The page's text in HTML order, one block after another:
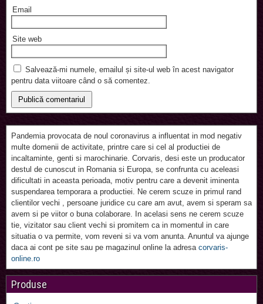
Email
Site web
Salvează-mi numele, emailul și site-ul web în acest navigator
pentru data viitoare când o să comentez.
Pandemia provocata de noul coronavirus a influentat in mod negativ
multe domenii de activitate, printre care si cel al productiei de
incaltaminte, genti si marochinarie. Corvaris, desi este un producator
destul de cunoscut in Romania si Europa, se confrunta cu aceleasi
dificultati in aceasta perioada, motiv pentru care a devenit iminenta
suspendarea temporara a productiei. Ne cerem scuze in primul rand
clientilor vechi , persoane juridice cu care am avut, avem si speram sa
avem si pe viitor o buna colaborare. In acelasi sens ne cerem scuze
tie, vizitator sau client vechi si promitem ca in momentul in care
situatia o va permite, vom reveni si va vom anunta. Anuntul va ajunge
daca ai cont pe site sau pe magazinul online la adresa corvaris-
online.ro
Produse